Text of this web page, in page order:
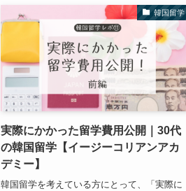
韓国留学
実際にかかった留学費用公開｜30代
の韓国留学【イージーコリアンアカ
デミー】
韓国留学を考えている方にとって、「実際に